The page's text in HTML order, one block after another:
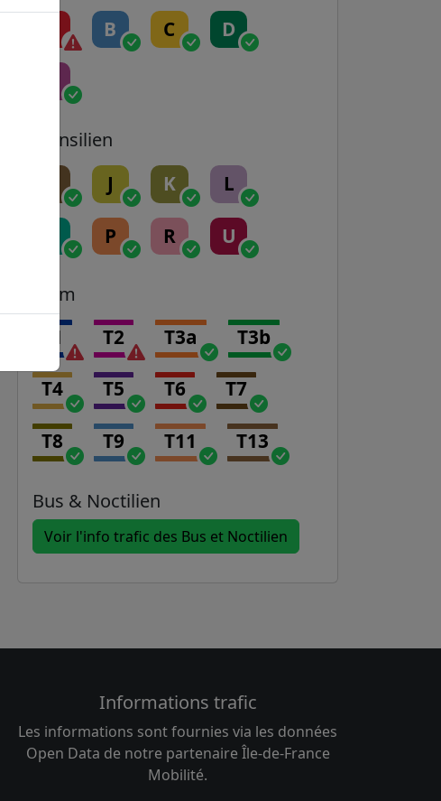
B C D
Transilien
J K L
P R U
Tram
T1 T2 T3a T3b
T4 T5 T6 T7
T8 T9 T11 T13
Bus & Noctilien
Voir l'info trafic des Bus et Noctilien
Informations trafic
Les informations sont fournies via les données
Open Data de notre partenaire Île-de-France
Mobilité.